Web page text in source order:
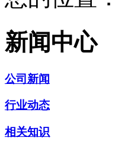
新闻中心
公司新闻
行业动态
相关知识